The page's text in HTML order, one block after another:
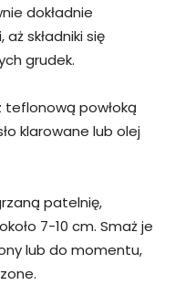
dokładnie
składniki się
grudek.
teflonową powłoką
klarowane lub olej
patelnię,
7-10 cm. Smaż je
lub do momentu,